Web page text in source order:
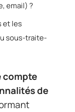
email) ?
et les
sous-traite-
compte
de